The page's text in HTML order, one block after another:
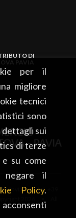
per il
migliore
tecnici
sono
sui
di terze
su come
negare il
Policy.
DI
PAVIA
Pavia • tel. +39